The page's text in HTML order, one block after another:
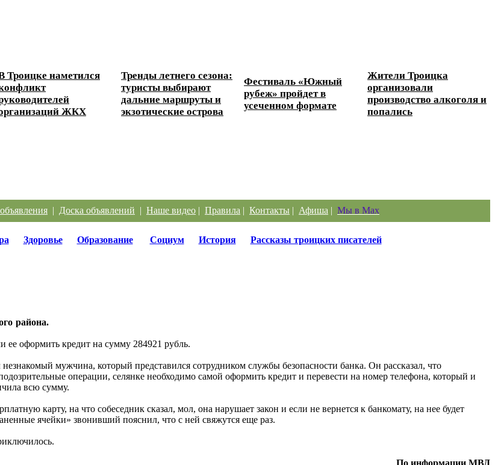
Троицке наметился
ЖКХ
Тренды летнего сезона:
туристы выбирают
дальние маршруты и
экзотические острова
Фестиваль «Южный
рубеж» пройдет в
усеченном формате
Жители Троицка
организовали
производство алкоголя и
попались
| Доска объявлений | Наше видео | Правила | Контакты | Афиша | Мы в Max
Здоровье Образование Социум История Рассказы троицких писателей
района.
ее оформить кредит на сумму 284921 рубль.
мужчина, который представился сотрудником службы безопасности банка. Он рассказал, что
операции, селянке необходимо самой оформить кредит и перевести на номер телефона, который и
всю сумму.
карту, на что собеседник сказал, мол, она нарушает закон и если не вернется к банкомату, на нее будет
ячейки» звонивший пояснил, что с ней свяжутся еще раз.
По информации МВД